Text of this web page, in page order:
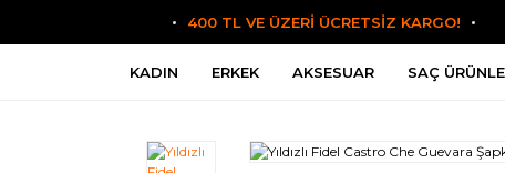
400 TL VE ÜZERİ ÜCRETSİZ KARGO!
KADIN ERKEK AKSESUAR SAÇ